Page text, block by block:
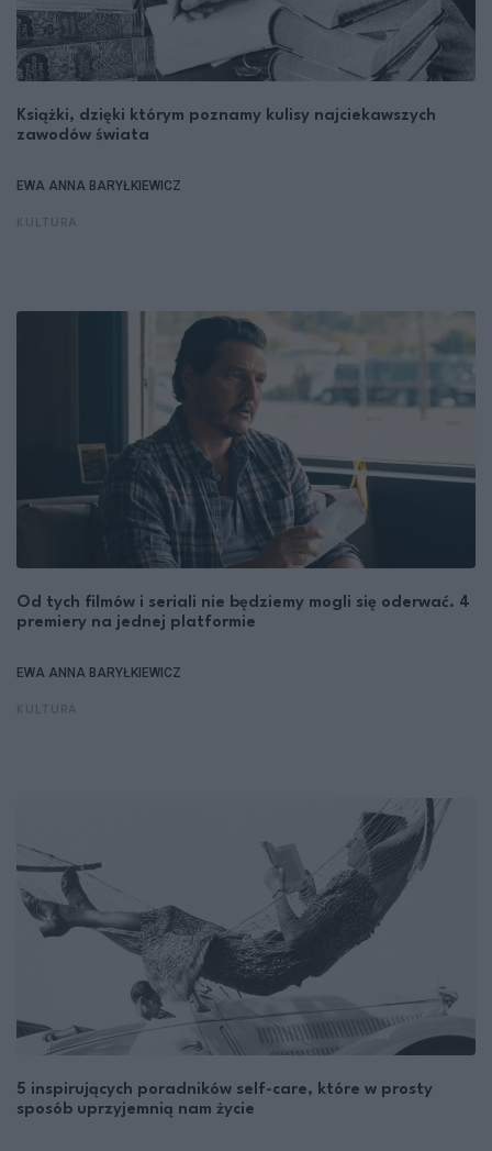
Książki, dzięki którym poznamy kulisy najciekawszych
zawodów świata
EWA ANNA BARYŁKIEWICZ
Od tych filmów i seriali nie będziemy mogli się oderwać. 4
premiery na jednej platformie
EWA ANNA BARYŁKIEWICZ
5 inspirujących poradników self-care, które w prosty
sposób uprzyjemnią nam życie